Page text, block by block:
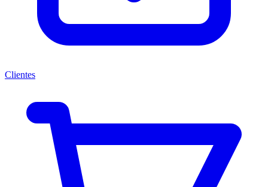
Clientes